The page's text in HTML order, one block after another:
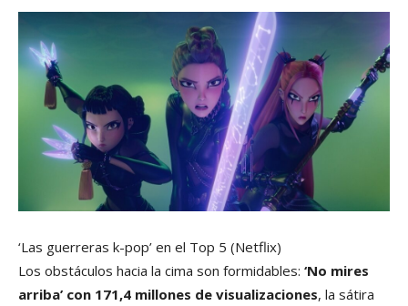
‘Las guerreras k-pop’ en el Top 5 (Netflix)
Los obstáculos hacia la cima son formidables: ‘No mires
arriba’ con 171,4 millones de visualizaciones, la sátira